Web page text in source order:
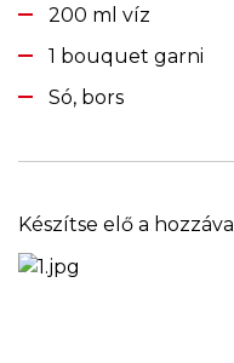
200 ml víz
1 bouquet garni
Só, bors
Készítse elő a